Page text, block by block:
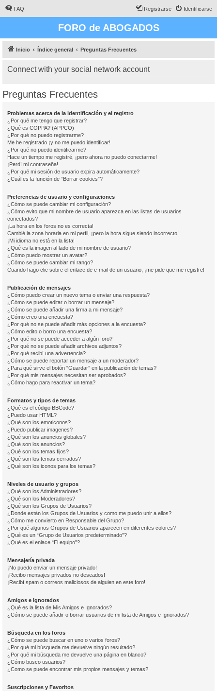
FAQ Identificarse
Registrarse
FORO de ABOGADOS
Inicio Índice general Preguntas Frecuentes
Connect with your social network account
Preguntas Frecuentes
Problemas acerca de la identificación y el registro
¿Por qué me tengo que registrar?
¿Qué es COPPA? (APPCO)
¿Por qué no puedo registrarme?
Me he registrado ¡y no me puedo identificar!
¿Por qué no puedo identificarme?
Hace un tiempo me registré, ¡pero ahora no puedo conectarme!
¡Perdí mi contraseña!
¿Por qué mi sesión de usuario expira automáticamente?
¿Cuál es la función de “Borrar cookies”?
Preferencias de usuario y configuraciones
¿Cómo se puede cambiar mi configuración?
¿Cómo evito que mi nombre de usuario aparezca en las listas de usuarios
conectados?
¡La hora en los foros no es correcta!
Cambié la zona horaria en mi perfil, ¡pero la hora sigue siendo incorrecto!
¡Mi idioma no está en la lista!
¿Qué es la imagen al lado de mi nombre de usuario?
¿Cómo puedo mostrar un avatar?
¿Cómo se puede cambiar mi rango?
Cuando hago clic sobre el enlace de e-mail de un usuario, ¡me pide que me registre!
Publicación de mensajes
¿Cómo puedo crear un nuevo tema o enviar una respuesta?
¿Cómo se puede editar o borrar un mensaje?
¿Cómo se puede añadir una firma a mi mensaje?
¿Cómo creo una encuesta?
¿Por qué no se puede añadir más opciones a la encuesta?
¿Cómo edito o borro una encuesta?
¿Por qué no se puede acceder a algún foro?
¿Por qué no se puede añadir archivos adjuntos?
¿Por qué recibí una advertencia?
¿Cómo se puede reportar un mensaje a un moderador?
¿Para qué sirve el botón “Guardar” en la publicación de temas?
¿Por qué mis mensajes necesitan ser aprobados?
¿Cómo hago para reactivar un tema?
Formatos y tipos de temas
¿Qué es el código BBCode?
¿Puedo usar HTML?
¿Qué son los emoticonos?
¿Puedo publicar imagenes?
¿Qué son los anuncios globales?
¿Qué son los anuncios?
¿Qué son los temas fijos?
¿Qué son los temas cerrados?
¿Qué son los iconos para los temas?
Niveles de usuario y grupos
¿Qué son los Administradores?
¿Qué son los Moderadores?
¿Qué son los Grupos de Usuarios?
¿Donde están los Grupos de Usuarios y como me puedo unir a ellos?
¿Cómo me convierto en Responsable del Grupo?
¿Por qué algunos Grupos de Usuarios aparecen en diferentes colores?
¿Qué es un “Grupo de Usuarios predeterminado”?
¿Qué es el enlace “El equipo”?
Mensajería privada
¡No puedo enviar un mensaje privado!
¡Recibo mensajes privados no deseados!
¡Recibí spam o correos maliciosos de alguien en este foro!
Amigos e Ignorados
¿Qué es la lista de Mis Amigos e Ignorados?
¿Cómo se puede añadir o borrar usuarios de mi lista de Amigos e Ignorados?
Búsqueda en los foros
¿Cómo se puede buscar en uno o varios foros?
¿Por qué mi búsqueda me devuelve ningún resultado?
¿Por qué mi búsqueda me devuelve una página en blanco?
¿Cómo busco usuarios?
¿Como se puede encontrar mis propios mensajes y temas?
Suscripciones y Favoritos